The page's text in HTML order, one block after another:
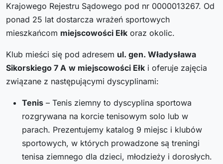
Krajowego Rejestru Sądowego pod nr 0000013267. Od
ponad 25 lat dostarcza wrażeń sportowych
mieszkańcom miejscowości Ełk oraz okolic.
Klub mieści się pod adresem ul. gen. Władysława
Sikorskiego 7 A w miejscowości Ełk i oferuje zajęcia
związane z następującymi dyscyplinami:
Tenis – Tenis ziemny to dyscyplina sportowa
rozgrywana na korcie tenisowym solo lub w
parach. Prezentujemy katalog 9 miejsc i klubów
sportowych, w których prowadzone są treningi
tenisa ziemnego dla dzieci, młodzieży i dorosłych.